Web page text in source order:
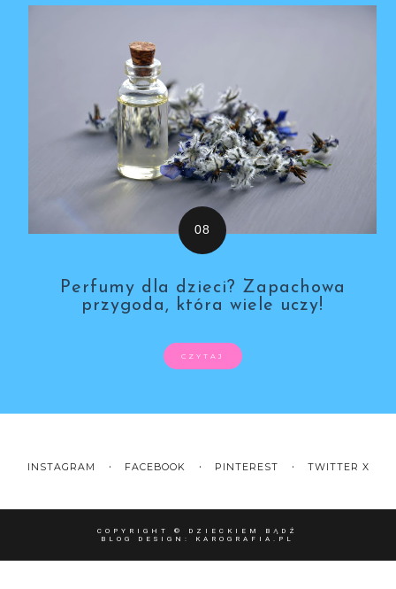
Perfumy dla dzieci? Zapachowa
przygoda, która wiele uczy!
CZYTAJ
INSTAGRAM FACEBOOK PINTEREST TWITTER X
COPYRIGHT © DZIECKIEM BĄDŹ
BLOG DESIGN: KAROGRAFIA.PL